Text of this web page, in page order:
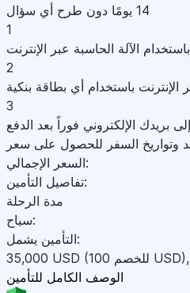
14 يومًا دون طرح أي سؤال
1
الآلة الحاسبة عبر الإنترنت
2
الإنترنت باستخدام أي بطاقة بنكية
3
بريدك الإلكتروني فوراً بعد الدفع
وتواريخ السفر للحصول على سعر
السعر الإجمالي:
تفاصيل التأمين:
مدة الرحلة
سياح:
التأمين يشمل:
35,000 USD USD),
الوصف الكامل للتأمين